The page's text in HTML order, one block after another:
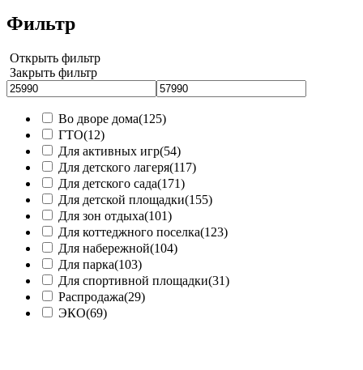
Фильтр
Открыть фильтр
Закрыть фильтр
Во дворе дома(125)
ГТО(12)
Для активных игр(54)
Для детского лагеря(117)
Для детского сада(171)
Для детской площадки(155)
Для зон отдыха(101)
Для коттеджного поселка(123)
Для набережной(104)
Для парка(103)
Для спортивной площадки(31)
Распродажа(29)
ЭКО(69)